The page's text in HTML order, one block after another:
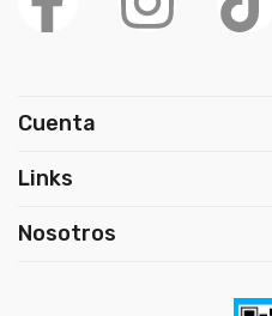
Cuenta
Links
Nosotros